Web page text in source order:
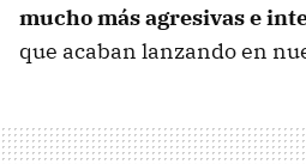
mucho más agresivas e
que acaban lanzando en